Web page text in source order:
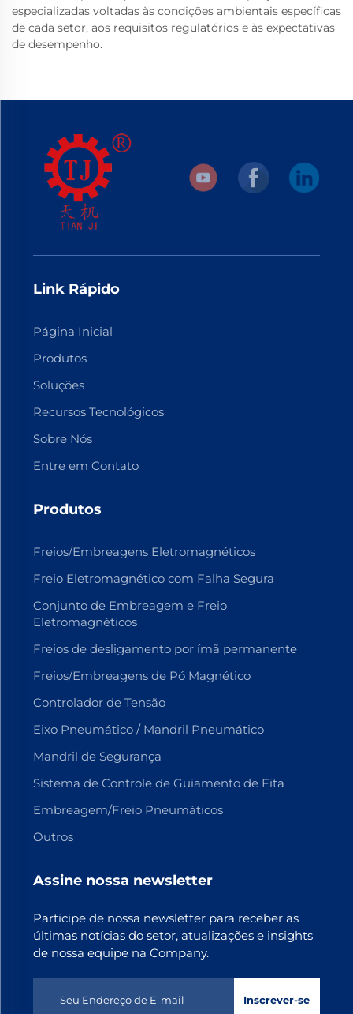
especializadas voltadas às condições ambientais específicas
de cada setor, aos requisitos regulatórios e às expectativas
de desempenho.
Link Rápido
Página Inicial
Produtos
Soluções
Recursos Tecnológicos
Sobre Nós
Entre em Contato
Produtos
Freios/Embreagens Eletromagnéticos
Freio Eletromagnético com Falha Segura
Conjunto de Embreagem e Freio
Eletromagnéticos
Freios de desligamento por ímã permanente
Freios/Embreagens de Pó Magnético
Controlador de Tensão
Eixo Pneumático / Mandril Pneumático
Mandril de Segurança
Sistema de Controle de Guiamento de Fita
Embreagem/Freio Pneumáticos
Outros
Assine nossa newsletter
Participe de nossa newsletter para receber as
últimas notícias do setor, atualizações e insights
de nossa equipe na Company.
Inscrever-se